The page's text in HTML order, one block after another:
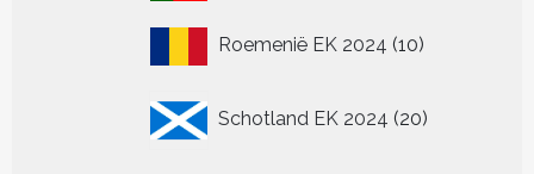
Roemenië EK 2024 1010
Schotland EK 2024 20
producten